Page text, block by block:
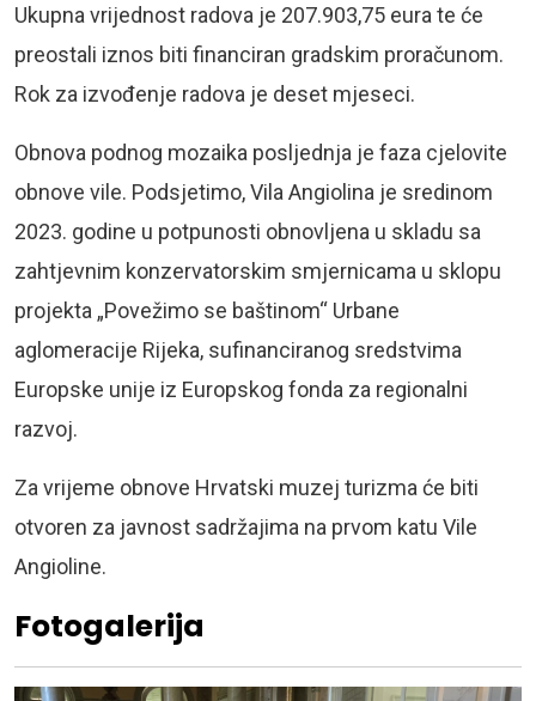
Ukupna vrijednost radova je 207.903,75 eura te će
preostali iznos biti financiran gradskim proračunom.
Rok za izvođenje radova je deset mjeseci.
Obnova podnog mozaika posljednja je faza cjelovite
obnove vile. Podsjetimo, Vila Angiolina je sredinom
2023. godine u potpunosti obnovljena u skladu sa
zahtjevnim konzervatorskim smjernicama u sklopu
projekta „Povežimo se baštinom“ Urbane
aglomeracije Rijeka, sufinanciranog sredstvima
Europske unije iz Europskog fonda za regionalni
razvoj.
Za vrijeme obnove Hrvatski muzej turizma će biti
otvoren za javnost sadržajima na prvom katu Vile
Angioline.
Fotogalerija